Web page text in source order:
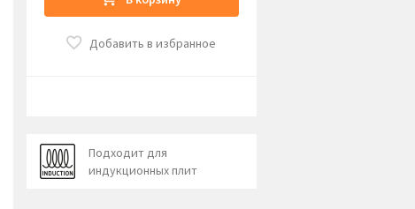
Добавить в избранное
Подходит для
индукционных плит